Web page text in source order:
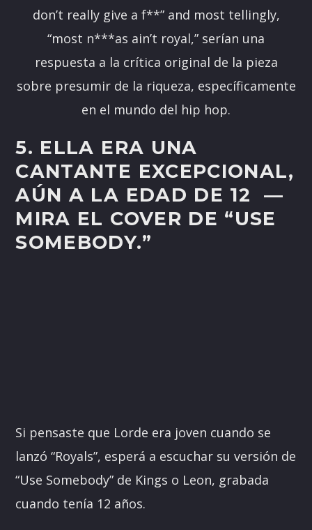
don’t really give a f**” and most tellingly,
“most n***as ain’t royal,” serían una
respuesta a la crítica original de la pieza
sobre presumir de la riqueza, específicamente
en el mundo del hip hop.
5. ELLA ERA UNA
CANTANTE EXCEPCIONAL,
AÚN A LA EDAD DE 12 —
MIRA EL COVER DE “USE
SOMEBODY.”
Si pensaste que Lorde era joven cuando se
lanzó “Royals”, esperá a escuchar su versión de
“Use Somebody” de Kings o Leon, grabada
cuando tenía 12 años.